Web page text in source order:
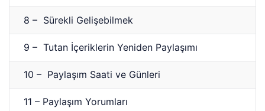
8 – Sürekli Gelişebilmek
9 – Tutan İçeriklerin Yeniden Paylaşımı
10 – Paylaşım Saati ve Günleri
11 – Paylaşım Yorumları